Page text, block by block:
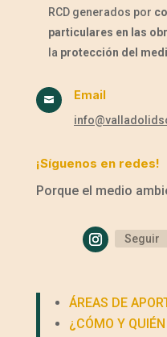
RCD generados por
particulares en las
la protección del
 Email
¡Síguenos en redes!
Porque el medio
Seguir
ÁREAS DE
¿CÓMO Y